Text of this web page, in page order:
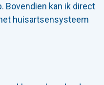
Bovendien kan ik direct
huisartsensysteem